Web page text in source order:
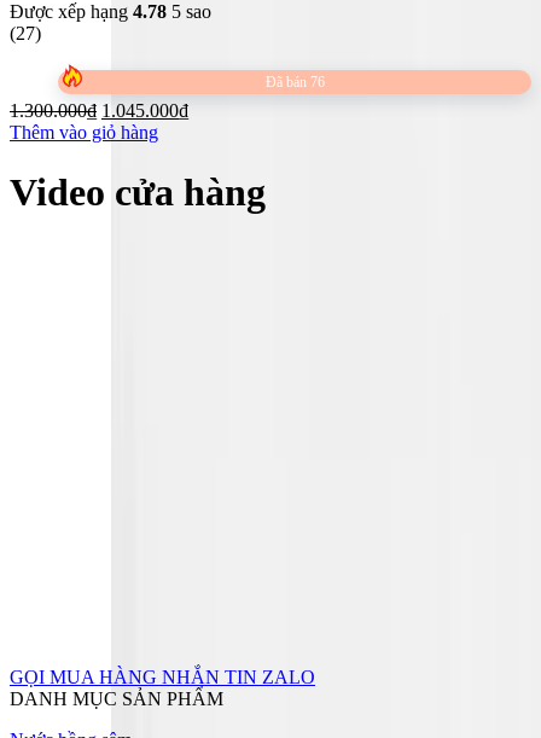
biến
thể.
chọn
có
thể
chọn
trên
Được xếp hạng 4.78 5 sao
(27)
Đã bán 76
1.300.000₫ Giá
gốc
1.300.000₫.
1.045.000₫Giá
là:
1.045.000₫.
Thêm vào giỏ hàng
Video cửa hàng
GỌI MUA HÀNG NHẮN TIN ZALO
DANH MỤC SẢN PHẨM